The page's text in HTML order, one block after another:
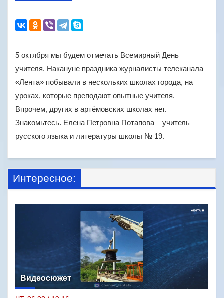
5 октября мы будем отмечать Всемирный День
учителя. Накануне праздника журналисты телеканала
«Лента» побывали в нескольких школах города, на
уроках, которые преподают опытные учителя.
Впрочем, других в артёмовских школах нет.
Знакомьтесь. Елена Петровна Потапова – учитель
русского языка и литературы школы № 19.
Интересное:
Видеосюжет